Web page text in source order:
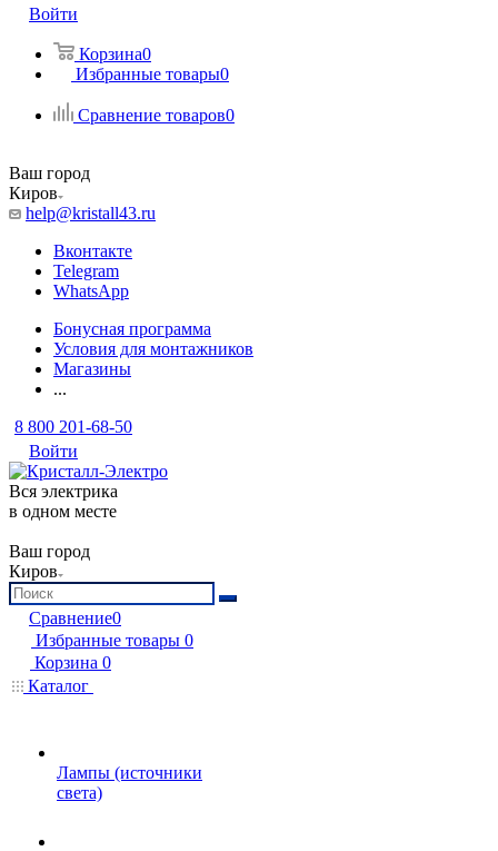
Войти
Корзина0
Избранные товары0
Сравнение товаров0
Ваш город
Киров
help@kristall43.ru
Вконтакте
Telegram
WhatsApp
Бонусная программа
Условия для монтажников
Магазины
...
8 800 201-68-50
Войти
Вся электрика
в одном месте
Ваш город
Киров
Сравнение0
Избранные товары 0
Корзина 0
Каталог
Лампы (источники
света)